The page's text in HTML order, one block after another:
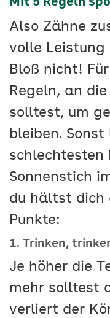
Also Zähne
volle Leistung
Bloß nicht!
Regeln, an
solltest, um
bleiben.
schlechtesten
Sonnenstich
du hältst dich
Punkte:
1. Trinken,
Je höher die
mehr solltest
verliert der